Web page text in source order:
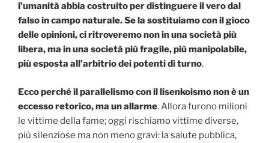
l’umanità abbia costruito per distinguere il vero dal
falso in campo naturale. Se la sostituiamo con il gioco
delle opinioni, ci ritroveremo non in una società più
libera, ma in una società più fragile, più manipolabile,
più esposta all’arbitrio dei potenti di turno.
Ecco perché il parallelismo con il lisenkoismo non è un
eccesso retorico, ma un allarme. Allora furono milioni
le vittime della fame; oggi rischiamo vittime diverse,
più silenziose ma non meno gravi: la salute pubblica,